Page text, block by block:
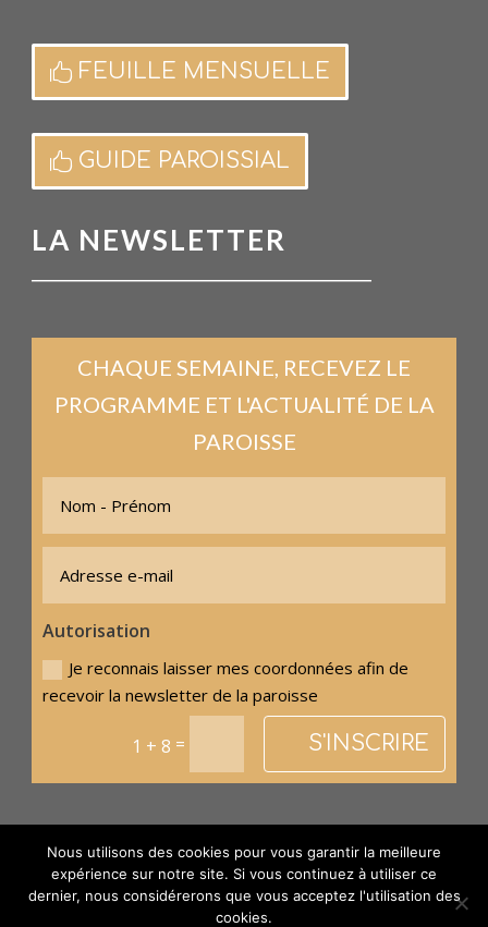
FEUILLE MENSUELLE
GUIDE PAROISSIAL
LA NEWSLETTER
CHAQUE SEMAINE, RECEVEZ LE
PROGRAMME ET L'ACTUALITÉ DE LA
PAROISSE
Autorisation
Je reconnais laisser mes coordonnées afin de
recevoir la newsletter de la paroisse
1 + 8 = S'INSCRIRE
© Paroisse Sainte-Anne - Maison paroissiale Place de l'église -
38110 La Tour du Pin - Tél: 04 74 97 10 33 | Développé par
Nous utilisons des cookies pour vous garantir la meilleure
expérience sur notre site. Si vous continuez à utiliser ce
dernier, nous considérerons que vous acceptez l'utilisation des
cookies.